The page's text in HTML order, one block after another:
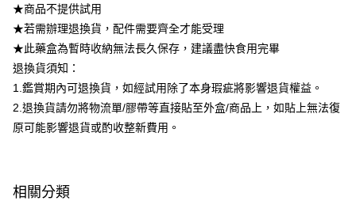
台灣樂天信用卡公司
運送方式
廠商自送宅配免運
★商品不提供試用
★若需辦理退換貨，配件需要齊全才能受理
★此藥盒為暫時收納無法長久保存，建議盡快食用完畢
退換貨須知：
1.鑑賞期內可退換貨，如經試用除了本身瑕疵將影響退貨權益。
2.退換貨請勿將物流單/膠帶等直接貼至外盒/商品上，如貼上無法復
原可能影響退貨或酌收整新費用。
相關分類